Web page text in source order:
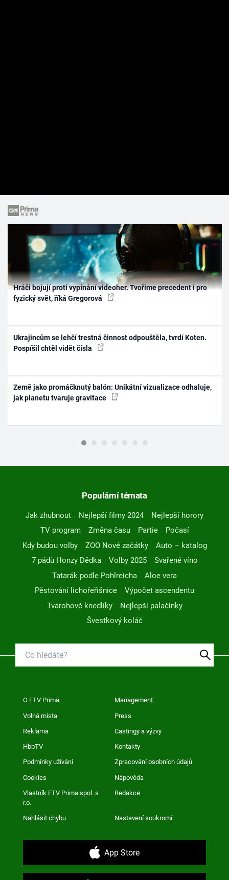
Hráči bojují proti vypínání videoher. Tvoříme precedent i pro
fyzický svět, říká Gregorová
Ukrajincům se lehčí trestná činnost odpouštěla, tvrdí Koten.
Pospíšil chtěl vidět čísla
Země jako promáčknutý balón: Unikátní vizualizace odhaluje,
jak planetu tvaruje gravitace
Populární témata
Jak zhubnout Nejlepší filmy 2024
Nejlepší horory
TV program
Změna času Partie
Počasí
Kdy budou volby
ZOO Nové začátky
Auto – katalog
7 pádů Honzy Dědka
Volby 2025
Svařené víno
Tatarák podle Pohlreicha
Aloe vera
Pěstování lichořeřišnice
Výpočet ascendentu
Tvarohové knedlíky
Nejlepší palačinky
Švestkový koláč
O FTV Prima Management
Volná místa Press
Reklama Castingy a výzvy
HbbTV Kontakty
Podmínky užívání Zpracování osobních údajů
Cookies Nápověda
Vlastník FTV Prima spol. s
r.o.
Redakce
Nahlásit chybu Nastavení soukromí
App Store